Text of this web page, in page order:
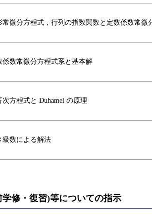
常微分方程式，行列の指数関数と定数係数常微
係数常微分方程式系と基本解
次方程式と Duhamel の原理
級数による解法
修・復習)等についての指示